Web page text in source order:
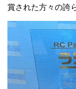
賞された方々の誇